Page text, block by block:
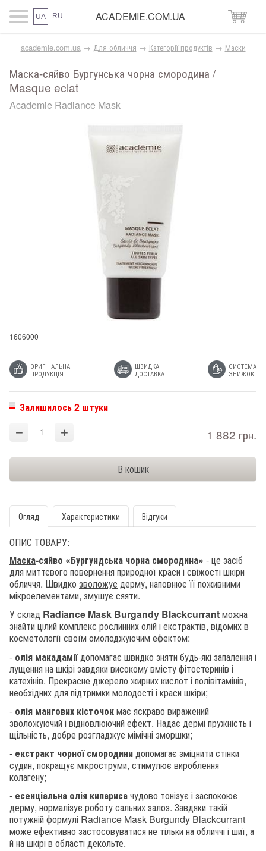
UA RU ACADEMIE.COM.UA
academie.com.ua → Для обличчя → Категорії продуктів → Маски
Маска-сяйво Бургунська чорна смородина /
Masque eclat
Academie Radiance Mask
1606000
ОРИГІНАЛЬНА
ПРОДУКЦІЯ
ШВИДКА
ДОСТАВКА
СИСТЕМА
ЗНИЖОК
Залишилось 2 штуки
− + 1 882 грн.
Огляд Характеристики Відгуки
ОПИС ТОВАРУ:
Маска-сяйво «Бургундська чорна смородина» - це засіб
для миттєвого повернення природної краси і свіжості шкіри
обличчя. Швидко зволожує дерму, наповнює її поживними
мікроелементами, змушує сяяти.
У склад Radiance Mask Burgandy Blackcurrantможна
знайти цілий комплекс рослинних олій і екстрактів, відомих в
косметології своїм омолоджуючим ефектом:
- олія макадаміїдопомагає швидко зняти будь-які запалення і
лущення на шкірі завдяки високому вмісту фітостеринів і
катехінів. Прекрасне джерело жирних кислот і полівітамінів,
необхідних для підтримки молодості і краси шкіри;
- олія мангових кісточокмає яскраво виражений
зволожуючий і відновлюючий ефект. Надає дермі пружність і
щільність, добре розгладжує мімічні зморшки;
- екстракт чорної смородинидопомагає зміцнити стінки
судин, покращує мікроструми, стимулює вироблення
колагену;
- есенціальна олія кипарисачудово тонізує і заспокоює
дерму, нормалізує роботу сальних залоз. Завдяки такій
потужній формулі Radiance Mask Burgundy Blackcurrant
може ефективно застосовуватися не тільки на обличчі і шиї, а
й на шкірі в області декольте.